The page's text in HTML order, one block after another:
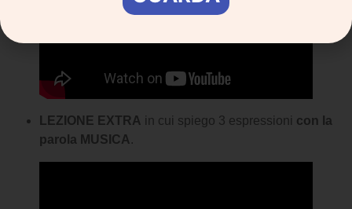
LEZIONE EXTRA in cui spiego 3 espressioni con la
parola MUSICA .